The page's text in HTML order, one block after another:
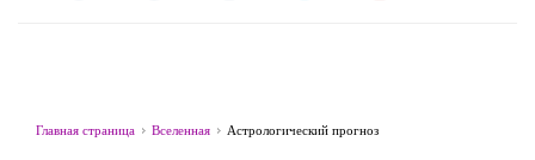
Главная страница Вселенная Астрологический прогноз